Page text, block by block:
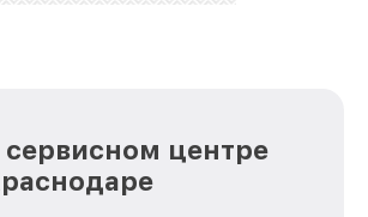
центре